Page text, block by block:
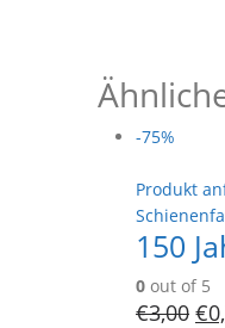
-75%
Produkt
150
0 out of 5
€3,00 €